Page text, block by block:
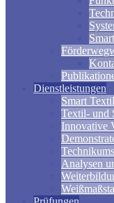
Dienstleistungen
Smart
Textil- und
Innovative
Analysen